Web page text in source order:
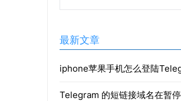
最新文章
iphone苹果手机怎么登陆
Telegram 的短链接域名在暂